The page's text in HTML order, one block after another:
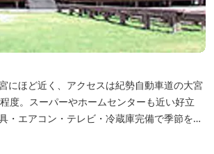
にほど近く、アクセスは紀勢自動車道の大宮
度。スーパーやホームセンターも近い好立
・エアコン・テレビ・冷蔵庫完備で季節を問
・調理器具の揃った自炊棟や24時間利用可